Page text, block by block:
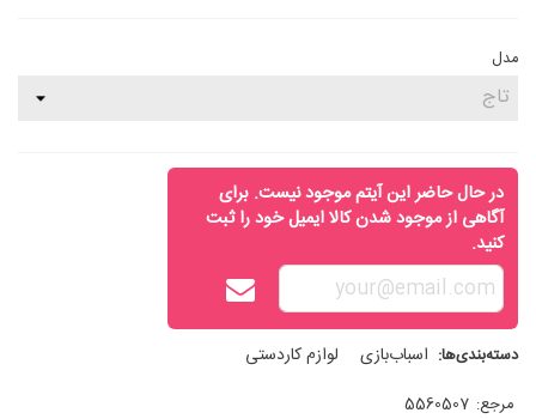
مدل
در حال حاضر این آیتم موجود نیست. برای
آگاهی از موجود شدن کالا ایمیل خود را ثبت
کنید.
دسته‌بندی‌ها: اسباب‌بازی لوازم کاردستی
مرجع: 5560507